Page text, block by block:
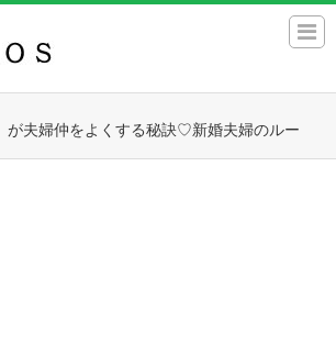
が夫婦仲をよくする秘訣♡新婚夫婦のルー